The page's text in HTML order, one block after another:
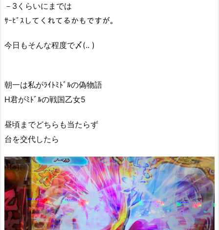
－3くらいにまでは
ｻｰﾋﾞｽしてくれてるかもですが。
今日もそんな程度で〆(.. )
朝一は私がﾗｲﾄﾐﾄﾞﾙの偽物語
H君がﾐﾄﾞﾙの戦国乙女5
昼頃までどちらも当たらず
台を交代したら